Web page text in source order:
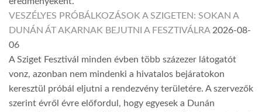
VESZÉLYES PRÓBÁLKOZÁSOK A SZIGETEN: SOKAN A
DUNÁN ÁT AKARNAK BEJUTNI A FESZTIVÁLRA 2026-08-
06
A Sziget Fesztivál minden évben több százezer látogatót
vonz, azonban nem mindenki a hivatalos bejáratokon
keresztül próbál eljutni a rendezvény területére. A szervezők
szerint évről évre előfordul, hogy egyesek a Dunán